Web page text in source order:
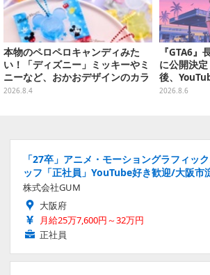
本物のペロペロキャンディみた
い！「ディズニー」ミッキーやミ
ニーなど、おかおデザインのカラ
フルチャーム全10種が8月31日発
2026.8.4
『GTA6
に公開決
後、
禁
2026.8.6
「27卒」アニメ・モーショングラフィッ
ッフ「正社員」YouTube好き歓迎/大阪市
株式会社GUM
大阪府
月給25万7,600円～32万円
正社員